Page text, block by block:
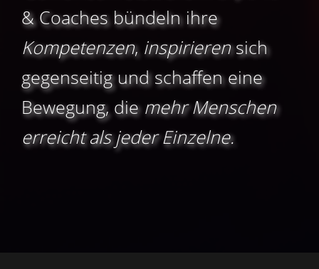
& Coaches bündeln ihre
Kompetenzen, inspirierensich
gegenseitig und schaffen eine
Bewegung, diemehr Menschen
erreicht als jeder Einzelne.